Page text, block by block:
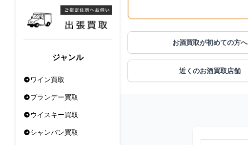
ジャンル
ワイン買取
ブランデー買取
ウイスキー買取
シャンパン買取
お酒買取が初めての方へ
近くのお酒買取店舗